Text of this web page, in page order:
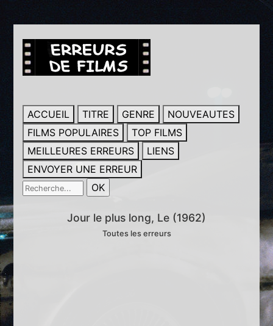
ACCUEIL TITRE GENRE
NOUVEAUTES
FILMS POPULAIRES
TOP FILMS
MEILLEURES ERREURS
LIENS
ENVOYER UNE ERREUR
Jour le plus long, Le (1962)
Toutes les erreurs